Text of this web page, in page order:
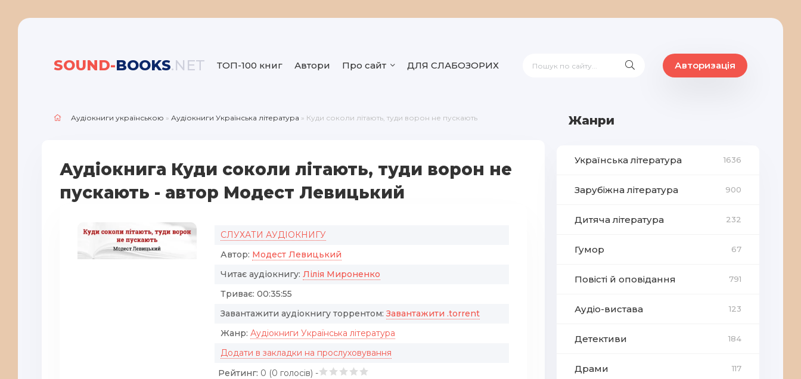
SOUND-BOOKS.NET ТОП-100 книг Автори Про сайт ДЛЯ СЛАБОЗОРИХ Авторизація
Аудіокниги українською » Аудіокниги Українська література » Куди соколи літають, туди ворон не пускають
Аудіокнига Куди соколи літають, туди ворон не
пускають - автор Модест Левицький
СЛУХАТИ АУДІОКНИГУ
Автор: Модест Левицький
Читає аудіокнигу: Лілія Мироненко
Триває: 00:35:55
Завантажити аудіокнигу торрентом: Завантажити .torrent
Жанр: Аудіокниги Українська література
Додати в закладки на прослуховування
Рейтинг: 0 (0 голосів) -
Жанри
Українська література 1636
Зарубіжна література 900
Дитяча література 232
Гумор 67
Повісті й оповідання 791
Аудіо-вистава 123
Детективи 184
Драми 117